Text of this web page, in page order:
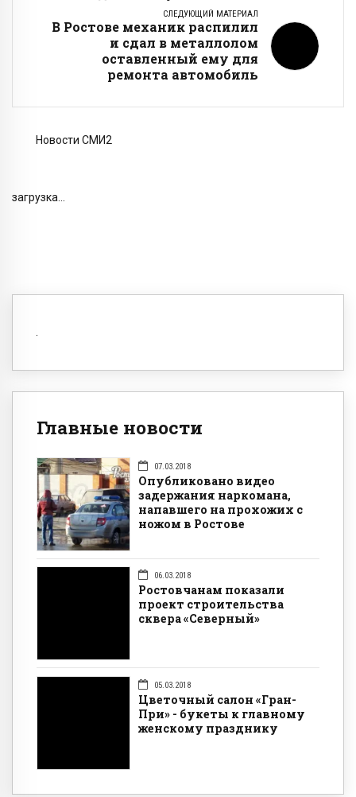
СЛЕДУЮЩИЙ МАТЕРИАЛ
В Ростове механик распилил
и сдал в металлолом
оставленный ему для
ремонта автомобиль
Новости СМИ2
загрузка...
Главные новости
07.03.2018
Опубликовано видео
задержания наркомана,
напавшего на прохожих с
ножом в Ростове
06.03.2018
Ростовчанам показали
проект строительства
сквера «Северный»
05.03.2018
Цветочный салон «Гран-
При» - букеты к главному
женскому празднику